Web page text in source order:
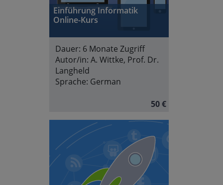
Einführung Informatik
Online-Kurs
Dauer: 6 Monate Zugriff
Autor/in: A. Wittke, Prof. Dr.
Langheld
Sprache: German
50 €